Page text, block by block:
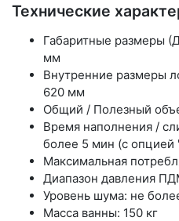
Технические
Габаритные размеры
мм
Внутренние размеры
620 мм
Общий / Полезный
Время наполнения /
более 5 мин (с
Максимальная
Диапазон давления
Уровень шума: не
Масса ванны: 150 кг